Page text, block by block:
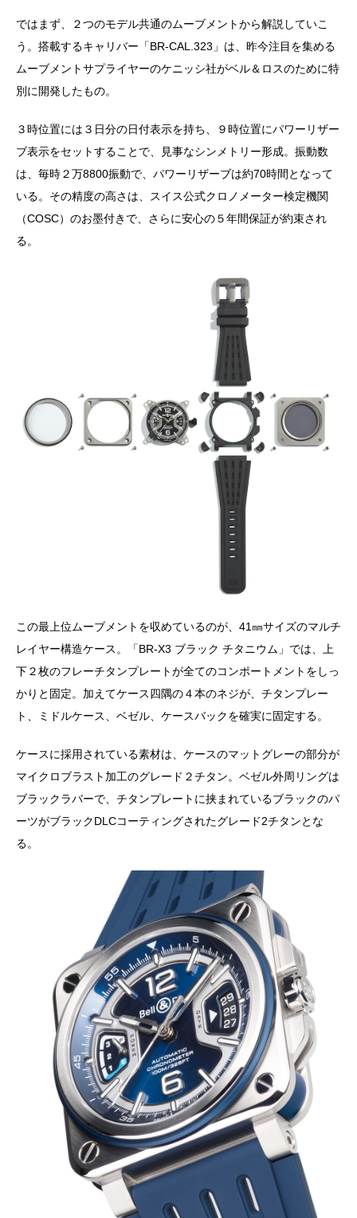
ではまず、２つのモデル共通のムーブメントから解説していこ
う。搭載するキャリバー「BR-CAL.323」は、昨今注目を集める
ムーブメントサプライヤーのケニッシ社がベル＆ロスのために特
別に開発したもの。
３時位置には３日分の日付表示を持ち、９時位置にパワーリザー
ブ表示をセットすることで、見事なシンメトリー形成。振動数
は、毎時２万8800振動で、パワーリザーブは約70時間となって
いる。その精度の高さは、スイス公式クロノメーター検定機関
（COSC）のお墨付きで、さらに安心の５年間保証が約束され
る。
この最上位ムーブメントを収めているのが、41㎜サイズのマルチ
レイヤー構造ケース。「BR-X3 ブラック チタニウム」では、上
下２枚のフレーチタンプレートが全てのコンポートメントをしっ
かりと固定。加えてケース四隅の４本のネジが、チタンプレー
ト、ミドルケース、ベゼル、ケースバックを確実に固定する。
ケースに採用されている素材は、ケースのマットグレーの部分が
マイクロブラスト加工のグレード２チタン。ベゼル外周リングは
ブラックラバーで、チタンプレートに挟まれているブラックのパ
ーツがブラックDLCコーティングされたグレード2チタンとな
る。